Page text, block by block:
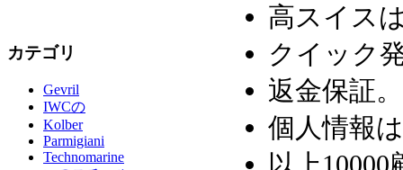
カテゴリ
Gevril
IWCの
Kolber
Parmigiani
Technomarine
高スイス
クイック
返金保証。
個人情報
以上